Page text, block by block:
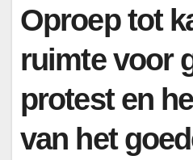
Oproep tot
ruimte voor
protest en
van het